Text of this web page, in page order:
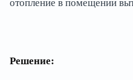
Решение: